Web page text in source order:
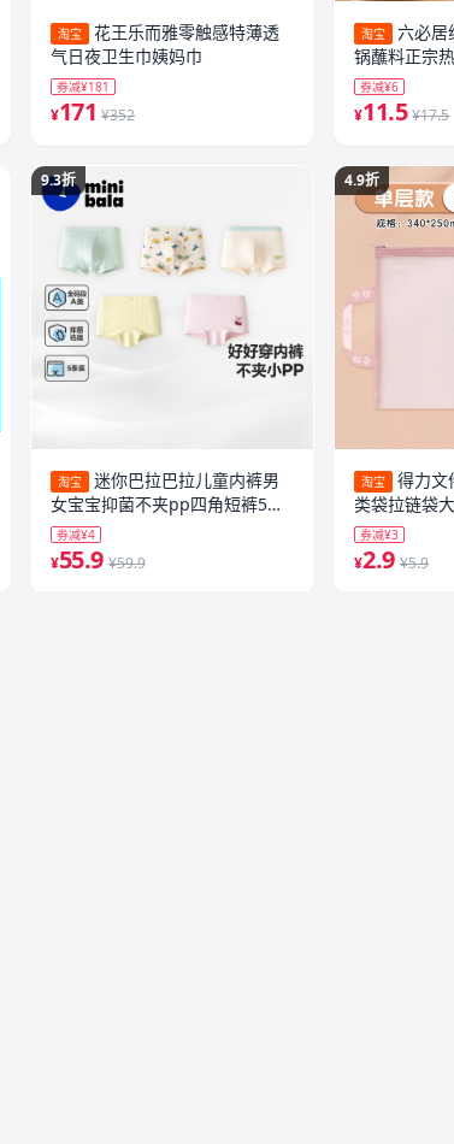
淘宝
花王乐而雅零触感特薄透
气日夜卫生巾姨妈巾
券减¥181
¥171 ¥352
9.3折
淘宝
迷你巴拉巴拉儿童内裤男
女宝宝抑菌不夹pp四角短裤5条
装棉平角裤
券减¥4
¥55.9 ¥59.9
淘宝
六必居
锅蘸料正宗
培拌面麻酱
券减¥6
¥11.5 ¥17.5
4.9折
淘宝
得力文
类袋拉链袋
书本学生课
袋a4试卷收纳
券减¥3
¥2.9 ¥5.9